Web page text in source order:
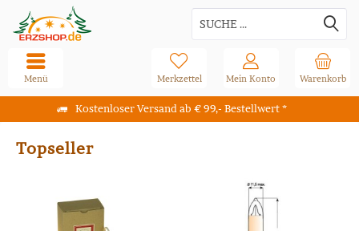
Kostenloser Versand ab € 99,- Bestellwert *
Warenkorb
Merkzettel Mein Konto
Menü
Topseller